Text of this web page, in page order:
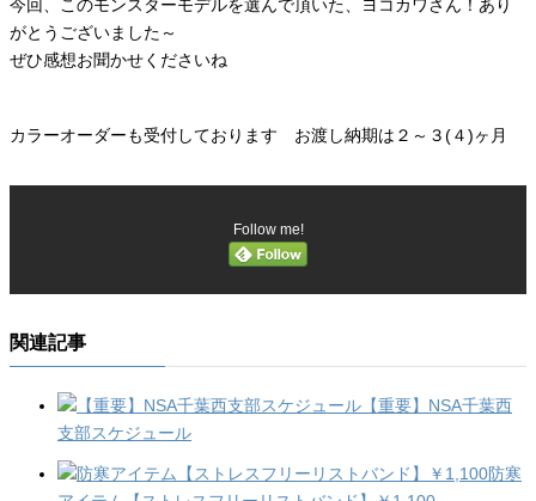
今回、このモンスターモデルを選んで頂いた、ヨコカワさん！あり
がとうございました～
ぜひ感想お聞かせくださいね
カラーオーダーも受付しております お渡し納期は２～３(４)ヶ月
Follow me!
関連記事
【重要】NSA千葉西
支部スケジュール
防寒